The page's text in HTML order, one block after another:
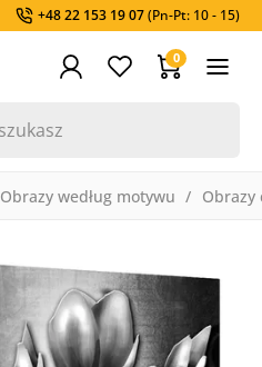
+48 22 153 19 07(Pn-Pt: 10 - 15)
0
Obrazy według motywu Obrazy